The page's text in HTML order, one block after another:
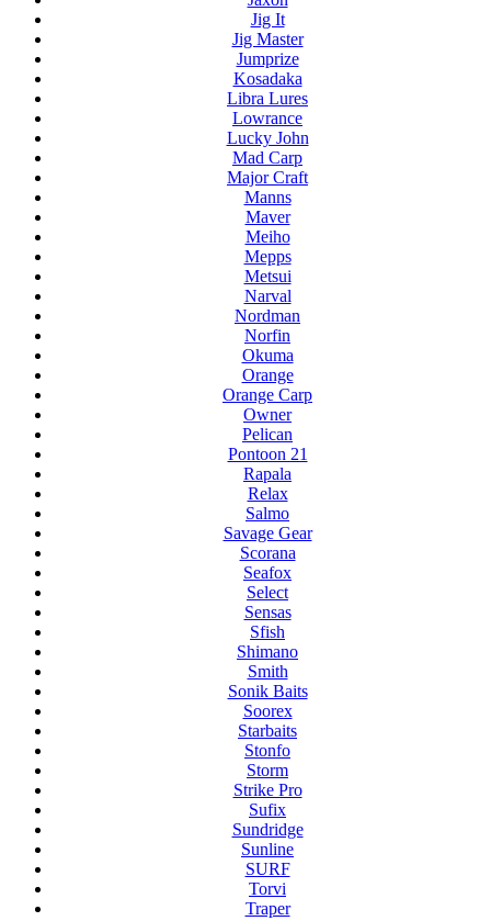
Jig It
Jig Master
Jumprize
Kosadaka
Libra Lures
Lowrance
Lucky John
Mad Carp
Major Craft
Manns
Maver
Meiho
Mepps
Metsui
Narval
Nordman
Norfin
Okuma
Orange
Orange Carp
Owner
Pelican
Pontoon 21
Rapala
Relax
Salmo
Savage Gear
Scorana
Seafox
Select
Sensas
Sfish
Shimano
Smith
Sonik Baits
Soorex
Starbaits
Stonfo
Storm
Strike Pro
Sufix
Sundridge
Sunline
SURF
Torvi
Traper